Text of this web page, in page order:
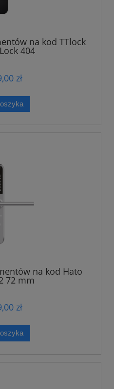
na kod TTlock
404
zł
na kod Hato
72 mm
zł